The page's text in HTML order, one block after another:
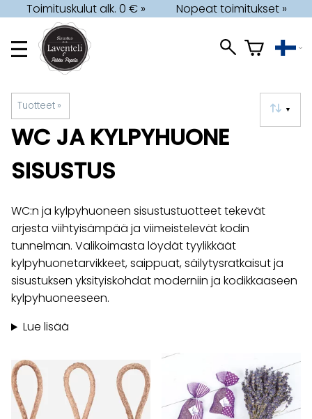
Toimituskulut alk. 0 € » Nopeat toimitukset »
Tuotteet ‪» ▼
WC JA KYLPYHUONE
SISUSTUS
WC:n ja kylpyhuoneen sisustustuotteet tekevät
arjesta viihtyisämpää ja viimeistelevät kodin
tunnelman. Valikoimasta löydät tyylikkäät
kylpyhuonetarvikkeet, saippuat, säilytysratkaisut ja
sisustuksen yksityiskohdat moderniin ja kodikkaaseen
kylpyhuoneeseen.
Lue lisää